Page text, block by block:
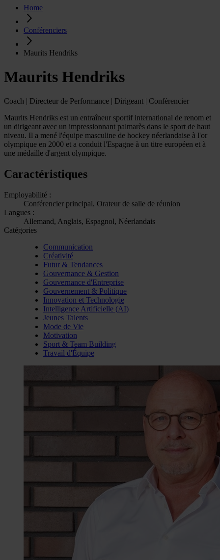
Home
Conférenciers
Maurits Hendriks
Maurits Hendriks
Coach | Directeur de Performance | Dirigeant | Conférencier
Maurits Hendriks est un entraîneur sportif international de renom et
un dirigeant avec un impressionnant palmarès dans le sport de haut
niveau. Il a mené l'équipe masculine de hockey néerlandaise à l'or
olympique en 2000 et a conduit l'Espagne à un titre européen et à
une médaille d'argent olympique.
Caractéristiques
Employabilité :
Conférencier principal, Orateur de salle de réunion
Langues :
Allemand, Anglais, Espagnol, Néerlandais
Catégories
Communication
Créativité
Futur & Tendances
Gouvernance & Gestion
Gouvernance d'Entreprise
Gouvernement & Politique
Innovation et Technologie
Intelligence Artificielle (AI)
Jeunes Talents
Mode de Vie
Motivation
Sport & Team Building
Travail d'Équipe